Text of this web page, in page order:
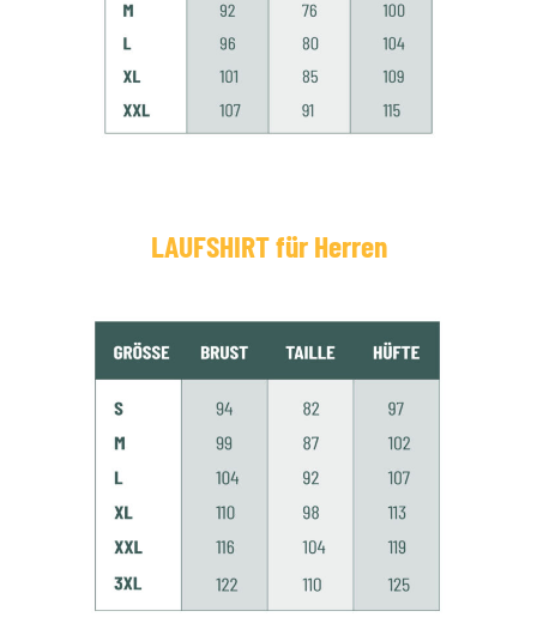
LAUFSHIRT für Herren